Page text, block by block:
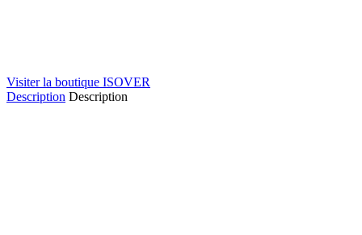
Visiter la boutique ISOVER
Description Description